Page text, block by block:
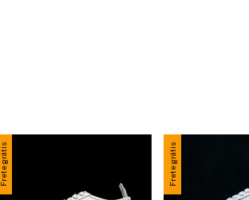
Frete grátis Frete grátis